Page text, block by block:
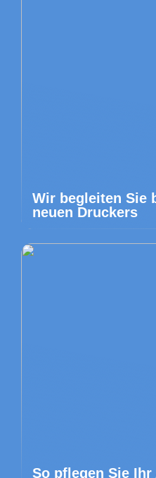
Wir begleiten Sie
neuen Druckers
So pflegen Sie